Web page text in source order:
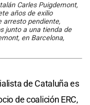
Carles Puigdemont,
años de exilio
arresto pendiente,
junto a una tienda de
en Barcelona,
de Cataluña es
de coalición ERC,